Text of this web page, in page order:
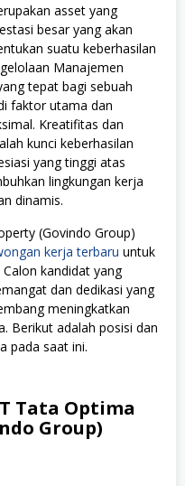
asset yang
besar yang akan
suatu keberhasilan
Manajemen
tepat bagi sebuah
faktor utama dan
Kreatifitas dan
kunci keberhasilan
yang tinggi atas
lingkungan kerja
dinamis.
(Govindo Group)
kerja terbaru untuk
kandidat yang
dan dedikasi yang
meningkatkan
Berikut adalah posisi dan
pada saat ini.
Tata Optima
Group)